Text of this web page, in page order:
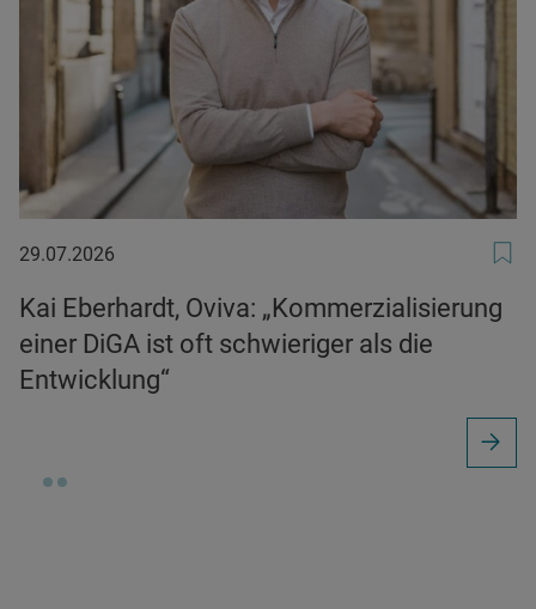
29.07.2026
29.07.2026
Kai Eberhardt, Oviva: „Kommerzialisierung
einer DiGA ist oft schwieriger als die
Entwicklung“